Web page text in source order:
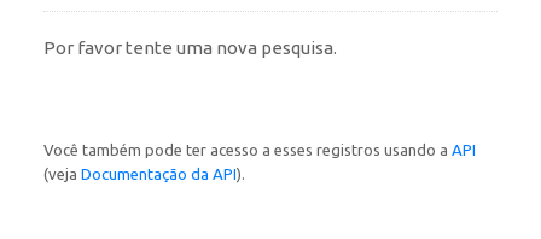
Por favor tente uma nova pesquisa.
Você também pode ter acesso a esses registros usando a API
(veja Documentação da API).